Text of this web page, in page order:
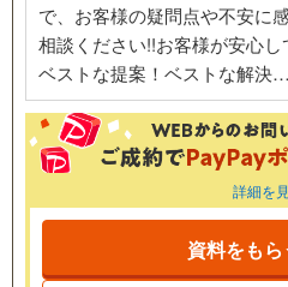
で、お客様の疑問点や不安に
相談ください!!お客様が安心し
ベストな提案！ベストな解決…
詳細を
資料をもら